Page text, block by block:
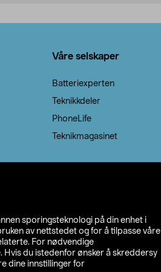
sporingsteknologi på din enhet i
av nettstedet og for å tilpasse våre
For nødvendige
Hvis du istedenfor ønsker å skreddersy
dine innstillinger for
Våre selskaper
Batteriexperten
Teknikkdeler
PhoneLife
Teknikmagasinet